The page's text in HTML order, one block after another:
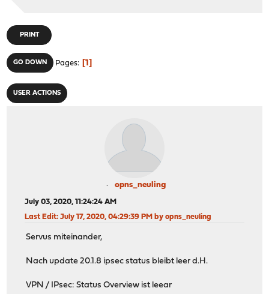
PRINT
GO DOWN Pages 1
USER ACTIONS
opns_neuling
July 03, 2020, 11:24:24 AM
Last Edit: July 17, 2020, 04:29:39 PM by opns_neuling
Servus miteinander,
Nach update 20.1.8 ipsec status bleibt leer d.H.
VPN / IPsec: Status Overview ist leear